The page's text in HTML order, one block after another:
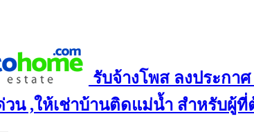
รับจ้างโพส ลงประกา
วน ,ให้เช่าบ้านติดแม่น้ำ สำหรับ